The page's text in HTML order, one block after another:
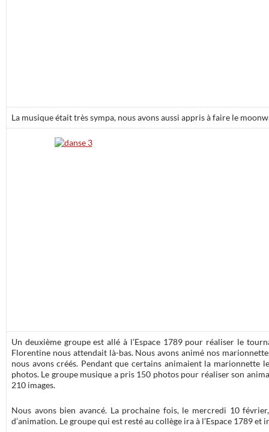
La musique était très sympa, nous avons aussi appris à faire le
Un deuxième groupe est allé à l’Espace 1789 pour réaliser le
Florentine nous attendait là-bas. Nous avons animé nos
nous avons créés. Pendant que certains animaient la marionnette
photos. Le groupe musique a pris 150 photos pour réaliser son
210 images.
Nous avons bien avancé. La prochaine fois, le mercredi 10
d’animation. Le groupe qui est resté au collège ira à l’Espace 1789 et